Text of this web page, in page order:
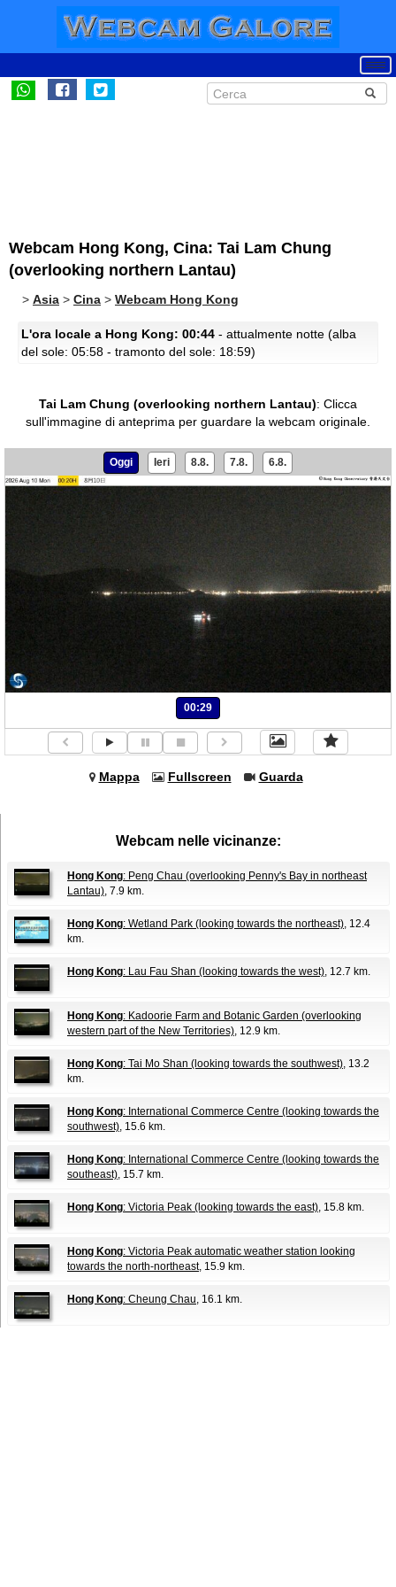
Webcam Hong Kong, Cina: Tai Lam Chung
(overlooking northern Lantau)
> Asia > Cina > Webcam Hong Kong
L'ora locale a Hong Kong: 00:44 - attualmente notte (alba
del sole: 05:58 - tramonto del sole: 18:59)
Tai Lam Chung (overlooking northern Lantau): Clicca
sull'immagine di anteprima per guardare la webcam originale.
Oggi Ieri 8.8. 7.8. 6.8.
00:29
Mappa Fullscreen Guarda
Webcam nelle vicinanze:
Hong Kong: Peng Chau (overlooking Penny's Bay in northeast
Lantau), 7.9 km.
Hong Kong: Wetland Park (looking towards the northeast), 12.4
km.
Hong Kong: Lau Fau Shan (looking towards the west), 12.7 km.
Hong Kong: Kadoorie Farm and Botanic Garden (overlooking
western part of the New Territories), 12.9 km.
Hong Kong: Tai Mo Shan (looking towards the southwest), 13.2
km.
Hong Kong: International Commerce Centre (looking towards the
southwest), 15.6 km.
Hong Kong: International Commerce Centre (looking towards the
southeast), 15.7 km.
Hong Kong: Victoria Peak (looking towards the east), 15.8 km.
Hong Kong: Victoria Peak automatic weather station looking
towards the north-northeast, 15.9 km.
Hong Kong: Cheung Chau, 16.1 km.